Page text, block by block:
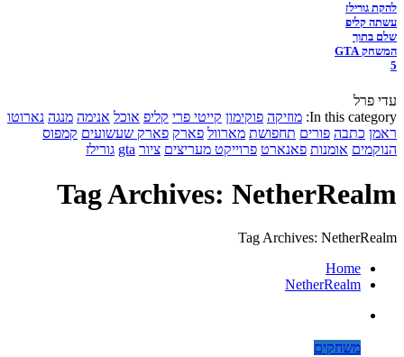
להקת גורילז
עשתה קליפ
שלם בתוך
המשחק GTA
5
עדי פרל
In this category: מוזיקה פוקימון קייטי פרי קליפ אוכל אנימה מנגה נארוטו
ראמן כתבה פורים תחפושת מארוול פארק פארק שעשועים קמפוס
הנוקמים אומנות פאנארט פרוייקט מעריצים ציור gta גורילז
Tag Archives: NetherRealm
Tag Archives: NetherRealm
Home
NetherRealm
משחקים